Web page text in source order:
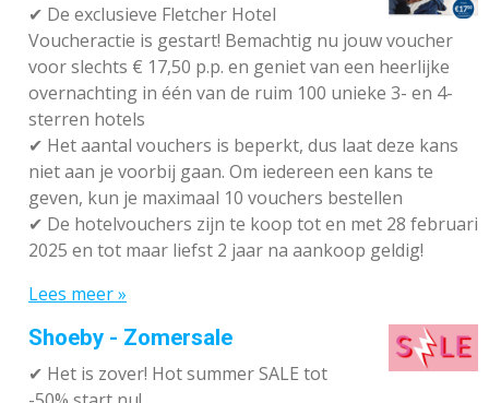
✔ De exclusieve Fletcher Hotel
Voucheractie is gestart! Bemachtig nu jouw voucher
voor slechts € 17,50 p.p. en geniet van een heerlijke
overnachting in één van de ruim 100 unieke 3- en 4-
sterren hotels
✔ Het aantal vouchers is beperkt, dus laat deze kans
niet aan je voorbij gaan. Om iedereen een kans te
geven, kun je maximaal 10 vouchers bestellen
✔ De hotelvouchers zijn te koop tot en met 28 februari
2025 en tot maar liefst 2 jaar na aankoop geldig!
Lees meer »
Shoeby - Zomersale
✔ Het is zover! Hot summer SALE tot